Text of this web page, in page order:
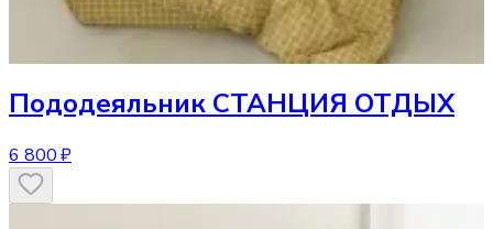
Пододеяльник СТАНЦИЯ ОТДЫХ
6 800 ₽